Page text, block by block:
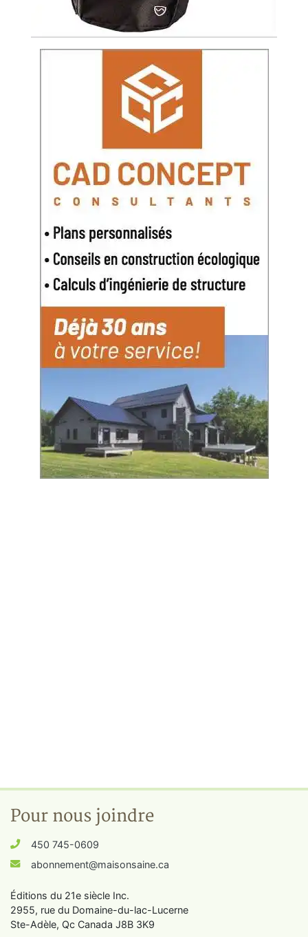
Pour nous joindre
450 745-0609
abonnement@maisonsaine.ca
Éditions du 21e siècle Inc.
2955, rue du Domaine-du-lac-Lucerne
Ste-Adèle, Qc Canada J8B 3K9